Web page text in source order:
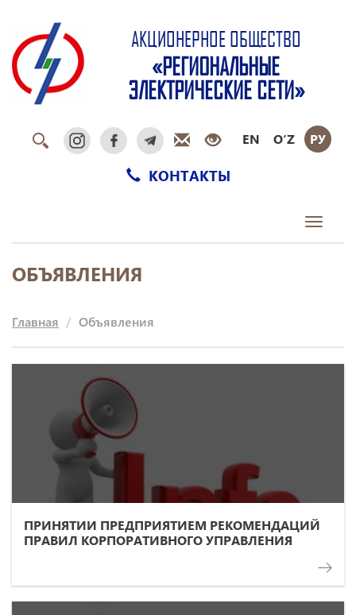
АКЦИОНЕРНОЕ ОБЩЕСТВО
«РЕГИОНАЛЬНЫЕ
ЭЛЕКТРИЧЕСКИЕ СЕТИ»
EN O‘Z РУ
КОНТАКТЫ
Toggle
ОБЪЯВЛЕНИЯ
Главная Объявления
ПРИНЯТИИ ПРЕДПРИЯТИЕМ РЕКОМЕНДАЦИЙ
ПРАВИЛ КОРПОРАТИВНОГО УПРАВЛЕНИЯ